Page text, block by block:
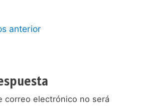
anterior
correo electrónico no será